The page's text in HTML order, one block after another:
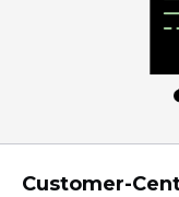
Customer-